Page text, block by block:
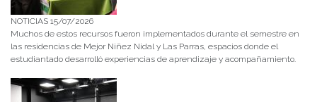
NOTICIAS 15/07/2026
Muchos de estos recursos fueron implementados durante el semestre en
las residencias de Mejor Niñez Nidal y Las Parras, espacios donde el
estudiantado desarrolló experiencias de aprendizaje y acompañamiento.